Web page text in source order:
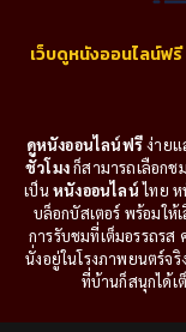
เว็บดูหนังออนไลน์ฟ
ดูหนังออนไลน์ฟรีง่ายแ
ชั่วโมงก็สามารถเลือกช
เป็นหนังออนไลน์ไทย ห
บล็อกบัสเตอร์ พร้อมให้
การรับชมที่เต็มอรรถรส
นั่งอยู่ในโรงภาพยนตร์จ
ที่บ้านก็สนุกได้เ